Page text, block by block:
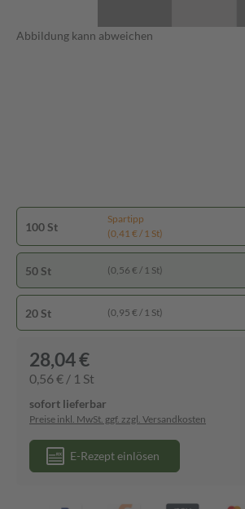
Abbildung kann abweichen
100 St
Spartipp
(0,41 € / 1 St)
50 St (0,56 € / 1 St)
20 St (0,95 € / 1 St)
28,04 €
0,56 € / 1 St
sofort lieferbar
Preise inkl. MwSt. ggf. zzgl. Versandkosten
E-Rezept einlösen